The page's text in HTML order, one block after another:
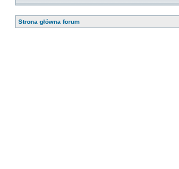
Strona główna forum